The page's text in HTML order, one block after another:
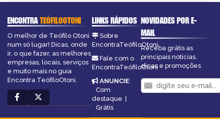
ENCONTRATEÓFILOOTONI
O melhor de Teófilo Otoni
num só lugar! Dicas, onde
ir, o que fazer, as melhores
empresas, locais, serviços
e muito mais no guia
Encontra TeófiloOtoni.
LINKS RÁPIDOS
Sobre
EncontraTeófiloOtoni
Fale com o
EncontraTeófiloOtoni
ANUNCIE:
Com
destaque |
Grátis
NOVIDADES POR E-
MAIL
Receba grátis as
principais notícias,
dicas e promoções